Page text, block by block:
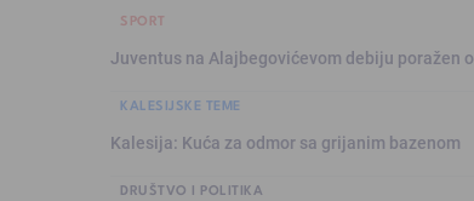
SPORT
Juventus na Alajbegovićevom debiju poražen
KALESIJSKE TEME
Kalesija: Kuća za odmor sa grijanim bazenom
DRUŠTVO I POLITIKA